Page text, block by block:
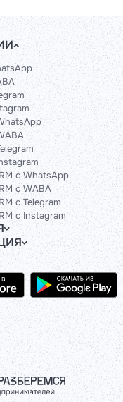
с WhatsApp
с WABA
с Telegram
с Instagram